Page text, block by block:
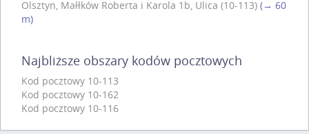
Olsztyn, Małłków Roberta i Karola 1b, Ulica (10-113) (→ 60
m)
Najbliższe obszary kodów pocztowych
Kod pocztowy 10-113
Kod pocztowy 10-162
Kod pocztowy 10-116